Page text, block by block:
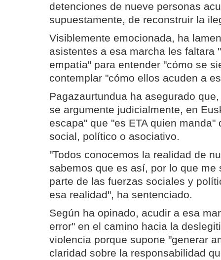
detenciones de nueve personas
supuestamente, de reconstruir la
Visiblemente emocionada, ha
asistentes a esa marcha les faltara
empatía" para entender "cómo se
contemplar "cómo ellos acuden a
Pagazaurtundua ha asegurado
se argumente judicialmente, en
escapa" que "es ETA quien manda"
social, político o asociativo.
"Todos conocemos la realidad de
sabemos que es así, por lo que me
parte de las fuerzas sociales y
esa realidad", ha sentenciado.
Según ha opinado, acudir a esa
error" en el camino hacia la
violencia porque supone "generar
claridad sobre la responsabilidad